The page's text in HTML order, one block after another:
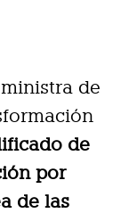
de
de
por
de las